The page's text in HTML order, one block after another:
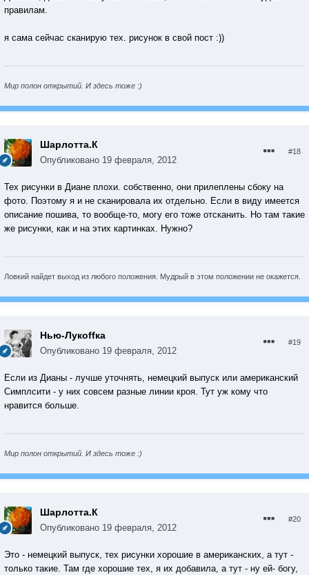
правилам.
я сама сейчас сканирую тех. рисунок в свой пост :))
Мир полон открытий. И здесь тоже :)
Шарлотта.К
Опубликовано 19 февраля, 2012
#18
Тех рисунки в Диане плохи. собственно, они прилеплены сбоку на
фото. Поэтому я и не сканировала их отдельно. Если в виду имеется
описание пошива, то вообще-то, могу его тоже отсканить. Но там такие
же рисунки, как и на этих картинках. Нужно?
Ловкий найдет выход из любого положения. Мудрый в этом положении не окажется.
Нью-Лукoffка
Опубликовано 19 февраля, 2012
#19
Если из Дианы - лучше уточнять, немецкий выпуск или американский
Симплсити - у них совсем разные линии кроя. Тут уж кому что
нравится больше.
Мир полон открытий. И здесь тоже :)
Шарлотта.К
Опубликовано 19 февраля, 2012
#20
Это - немецкий выпуск, тех рисунки хорошие в американских, а тут -
только такие. Там где хорошие тех, я их добавила, а тут - ну ей- богу,